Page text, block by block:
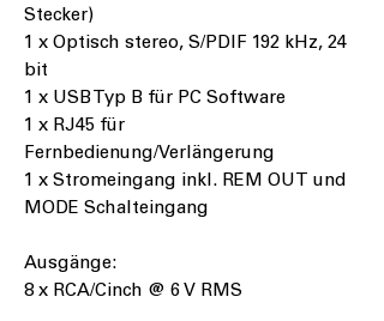
Stecker)
1 x Optisch stereo, S/PDIF 192 kHz, 24
bit
1 x USB Typ B für PC Software
1 x RJ45 für
Fernbedienung/Verlängerung
1 x Stromeingang inkl. REM OUT und
MODE Schalteingang
Ausgänge:
8 x RCA/Cinch @ 6 V RMS